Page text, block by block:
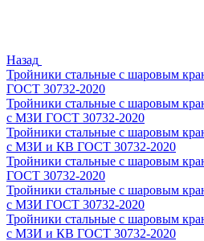
Назад
Тройники стальные с шаровым
ГОСТ 30732-2020
Тройники стальные с шаровым
с МЗИ ГОСТ 30732-2020
Тройники стальные с шаровым
с МЗИ и КВ ГОСТ 30732-2020
Тройники стальные с шаровым
ГОСТ 30732-2020
Тройники стальные с шаровым
с МЗИ ГОСТ 30732-2020
Тройники стальные с шаровым
с МЗИ и КВ ГОСТ 30732-2020